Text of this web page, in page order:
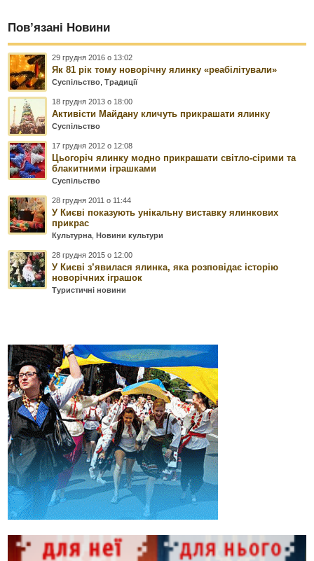
Пов’язані Новини
29 грудня 2016 о 13:02
Як 81 рік тому новорічну ялинку «реабілітували»
Суспільство ,Традиції
18 грудня 2013 о 18:00
Активісти Майдану кличуть прикрашати ялинку
Суспільство
17 грудня 2012 о 12:08
Цьогоріч ялинку модно прикрашати світло-сірими та
блакитними іграшками
Суспільство
28 грудня 2011 о 11:44
У Києві показують унікальну виставку ялинкових
прикрас
Культурна ,Новини культури
28 грудня 2015 о 12:00
У Києві з’явилася ялинка, яка розповідає історію
новорічних іграшок
Туристичні новини